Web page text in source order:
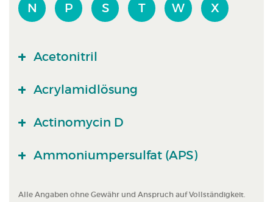
N P S T W X
Acetonitril
Acrylamidlösung
Actinomycin D
Ammoniumpersulfat (APS)
Alle Angaben ohne Gewähr und Anspruch auf Vollständigkeit.